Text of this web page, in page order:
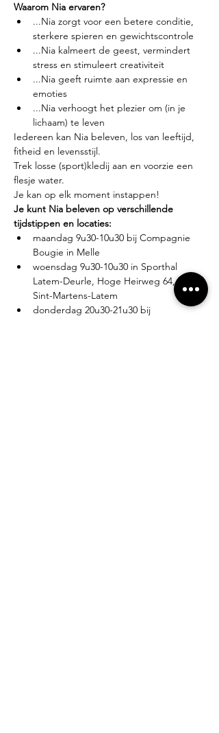
Waarom Nia ervaren?
...Nia zorgt voor een betere conditie,
sterkere spieren en gewichtscontrole
...Nia kalmeert de geest, vermindert
stress en stimuleert creativiteit
...Nia geeft ruimte aan expressie en
emoties
...Nia verhoogt het plezier om (in je
lichaam) te leven
Iedereen kan Nia beleven, los van leeftijd,
fitheid en levensstijl.
Trek losse (sport)kledij aan en voorzie een
flesje water.
Je kan op elk moment instappen!
Je kunt Nia beleven op verschillende
tijdstippen en locaties:
maandag 9u30-10u30 bij Compagnie
Bougie in Melle
woensdag 9u30-10u30 in Sporthal
Latem-Deurle, Hoge Heirweg 64, 9830
Sint-Martens-Latem
donderdag 20u30-21u30 bij